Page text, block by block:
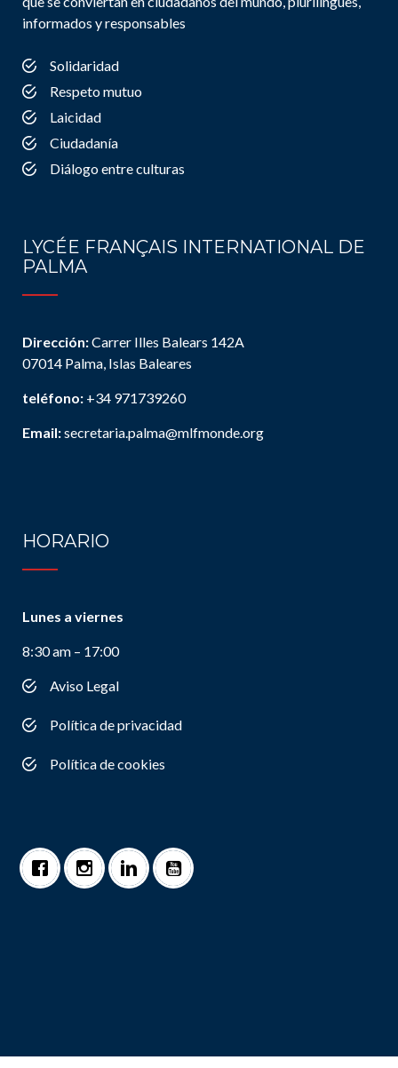
informados y responsables
Solidaridad
Respeto mutuo
Laicidad
Ciudadanía
Diálogo entre culturas
LYCÉE FRANÇAIS INTERNATIONAL DE
PALMA
Dirección:Carrer Illes Balears 142A
07014 Palma, Islas Baleares
teléfono: +34 971739260
Email:secretaria.palma@mlfmonde.org
HORARIO
Lunes a viernes
8:30 am – 17:00
Aviso Legal
Política de privacidad
Política de cookies